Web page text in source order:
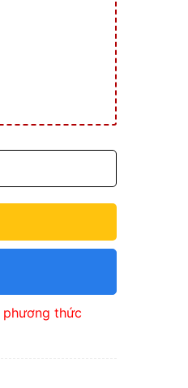
phương thức